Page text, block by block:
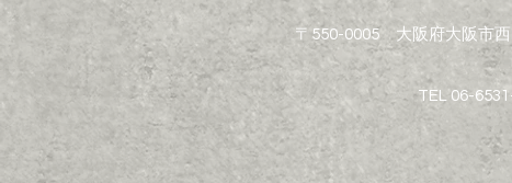
招き、日本経済に深刻なダメー
ジを与えている。原油・ナフサ
を原料とする配管資材や建設資
材で急激な価格高騰と供給不安
といった影響が広がっている。
塩ビ製品、断熱材、塗料、シン
ナー溶剤
〒550-0005 大阪府大阪市
TEL 06-